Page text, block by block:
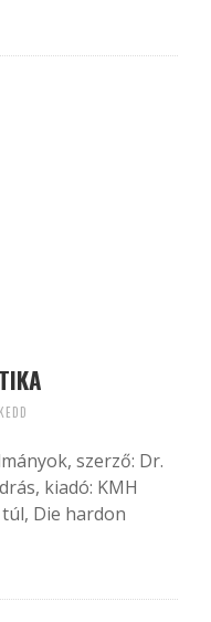
szerző: Dr.
kiadó: KMH
Die hardon